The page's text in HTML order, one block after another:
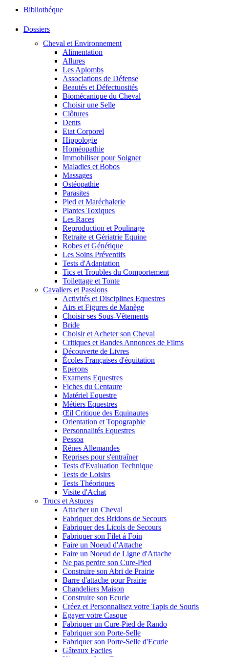
Bibliothéque
Dossiers
Cheval et Environnement
Alimentation
Allures
Les Aplombs
Associations de Défense
Beautés et Défectuosités
Biomécanique du Cheval
Choisir une Selle
Clôtures
Dents
Etat Corporel
Hippologie
Homéopathie
Immobiliser pour Soigner
Maladies et Bobos
Massages
Ostéopathie
Parasites
Pied et Maréchalerie
Plantes Toxiques
Les Races
Reproduction et Poulinage
Retraite et Gériatrie Equine
Robes et Génétique
Les Soins Préventifs
Tests d'Adaptation
Tics et Troubles du Comportement
Toilettage et Tonte
Cavaliers et Passions
Activités et Disciplines Equestres
Airs et Figures de Manège
Choisir ses Sous-Vêtements
Bride
Choisir et Acheter son Cheval
Critiques et Bandes Annonces de Films
Découverte de Livres
Écoles Françaises d'équitation
Eperons
Examens Equestres
Fiches du Centaure
Matériel Equestre
Métiers Equestres
Œil Critique des Equinautes
Orientation et Topographie
Personnalités Equestres
Pessoa
Rênes Allemandes
Reprises pour s'entraîner
Tests d'Evaluation Technique
Tests de Loisirs
Tests Théoriques
Visite d'Achat
Trucs et Astuces
Attacher un Cheval
Fabriquer des Bridons de Secours
Fabriquer des Licols de Secours
Fabriquer son Filet á Foin
Faire un Noeud d'Attache
Faire un Noeud de Ligne d'Attache
Ne pas perdre son Cure-Pied
Construire son Abri de Prairie
Barre d'attache pour Prairie
Chandeliers Maison
Construire son Ecurie
Créez et Personnalisez votre Tapis de Souris
Egayer votre Casque
Fabriquer un Cure-Pied de Rando
Fabriquer son Porte-Selle
Fabriquer son Porte-Selle d'Ecurie
Gâteaux Faciles